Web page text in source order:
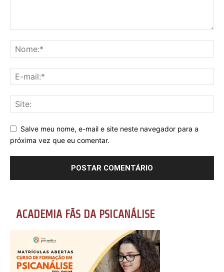
Salve meu nome, e-mail e site neste navegador para a
próxima vez que eu comentar.
ACADEMIA FÃS DA PSICANÁLISE